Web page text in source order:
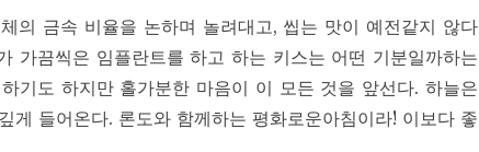
의 금속 비율을 논하며 놀려대고, 씹는 맛이 예전같지 않다
가끔씩은 임플란트를 하고 하는 키스는 어떤 기분일까하는
기도 하지만 홀가분한 마음이 이 모든 것을 앞선다. 하늘은
게 들어온다. 론도와 함께하는 평화로운아침이라! 이보다 좋